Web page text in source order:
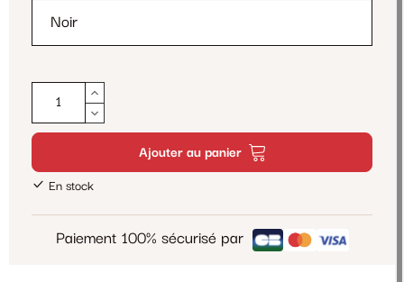
Ajouter au panier
En stock
Paiement 100% sécurisé par